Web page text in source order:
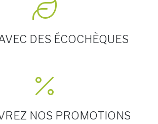
DES ÉCOCHÈQUES
NOS PROMOTIONS